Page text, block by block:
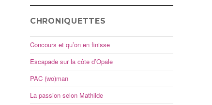
CHRONIQUETTES
Concours et qu’on en finisse
Escapade sur la côte d’Opale
PAC (wo)man
La passion selon Mathilde